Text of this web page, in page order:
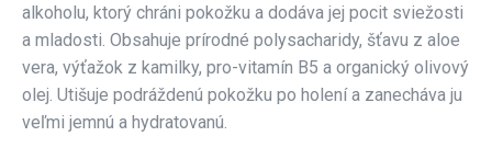
alkoholu, ktorý chráni pokožku a dodáva jej pocit sviežosti
a mladosti. Obsahuje prírodné polysacharidy, šťavu z aloe
vera, výťažok z kamilky, pro-vitamín B5 a organický olivový
olej. Utišuje podráždenú pokožku po holení a zanecháva ju
veľmi jemnú a hydratovanú.